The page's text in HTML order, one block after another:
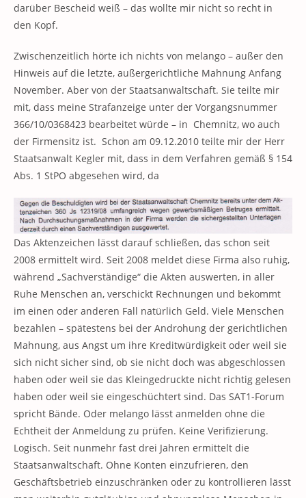
darüber Bescheid weiß – das wollte mir nicht so recht in
den Kopf.
Zwischenzeitlich hörte ich nichts von melango – außer den
Hinweis auf die letzte, außergerichtliche Mahnung Anfang
November. Aber von der Staatsanwaltschaft. Sie teilte mir
mit, dass meine Strafanzeige unter der Vorgangsnummer
366/10/0368423 bearbeitet würde – in Chemnitz, wo auch
der Firmensitz ist. Schon am 09.12.2010 teilte mir der Herr
Staatsanwalt Kegler mit, dass in dem Verfahren gemäß § 154
Abs. 1 StPO abgesehen wird, da
Das Aktenzeichen lässt darauf schließen, das schon seit
2008 ermittelt wird. Seit 2008 meldet diese Firma also ruhig,
während „Sachverständige“ die Akten auswerten, in aller
Ruhe Menschen an, verschickt Rechnungen und bekommt
im einen oder anderen Fall natürlich Geld. Viele Menschen
bezahlen – spätestens bei der Androhung der gerichtlichen
Mahnung, aus Angst um ihre Kreditwürdigkeit oder weil sie
sich nicht sicher sind, ob sie nicht doch was abgeschlossen
haben oder weil sie das Kleingedruckte nicht richtig gelesen
haben oder weil sie eingeschüchtert sind. Das SAT1-Forum
spricht Bände. Oder melango lässt anmelden ohne die
Echtheit der Anmeldung zu prüfen. Keine Verifizierung.
Logisch. Seit nunmehr fast drei Jahren ermittelt die
Staatsanwaltschaft. Ohne Konten einzufrieren, den
Geschäftsbetrieb einzuschränken oder zu kontrollieren lässt